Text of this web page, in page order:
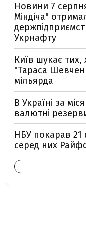
Новини 7
Міндіча"
Укрнафту
Київ шукає тих,
"Тараса
мільярда
В Україні за
валютні
НБУ покарав 21
серед них